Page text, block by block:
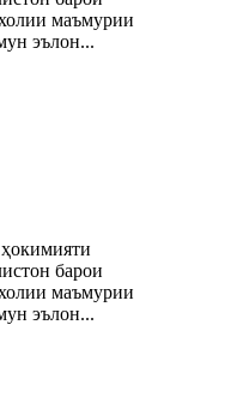
маъмурии
эълон...
барои
маъмурии
эълон...